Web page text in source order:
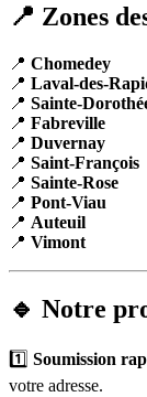
📍 Zones
📍 Chomedey
📍 Laval-des-
📍 Sainte-
📍 Fabreville
📍 Duvernay
📍 Saint-François
📍 Sainte-Rose
📍 Pont-Viau
📍 Auteuil
📍 Vimont
🔹 Notre
1️⃣ Soumission
votre adresse.